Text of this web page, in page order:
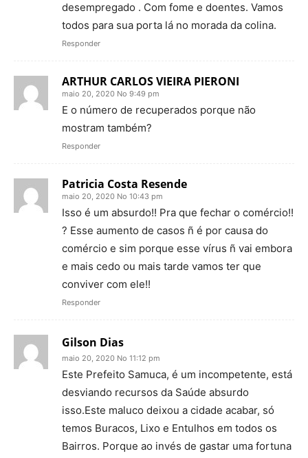
desempregado . Com fome e doentes. Vamos
todos para sua porta lá no morada da colina.
Responder
ARTHUR CARLOS VIEIRA PIERONI
maio 20, 2020 No 9:49 pm
E o número de recuperados porque não
mostram também?
Responder
Patricia Costa Resende
maio 20, 2020 No 10:43 pm
Isso é um absurdo!! Pra que fechar o comércio!!
? Esse aumento de casos ñ é por causa do
comércio e sim porque esse vírus ñ vai embora
e mais cedo ou mais tarde vamos ter que
conviver com ele!!
Responder
Gilson Dias
maio 20, 2020 No 11:12 pm
Este Prefeito Samuca, é um incompetente, está
desviando recursos da Saúde absurdo
isso.Este maluco deixou a cidade acabar, só
temos Buracos, Lixo e Entulhos em todos os
Bairros. Porque ao invés de gastar uma fortuna